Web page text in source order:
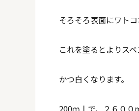
そろそろ表面にワトコ
これを塗るとよりスベ
かつ白くなります。
200ｍｌで、２６００